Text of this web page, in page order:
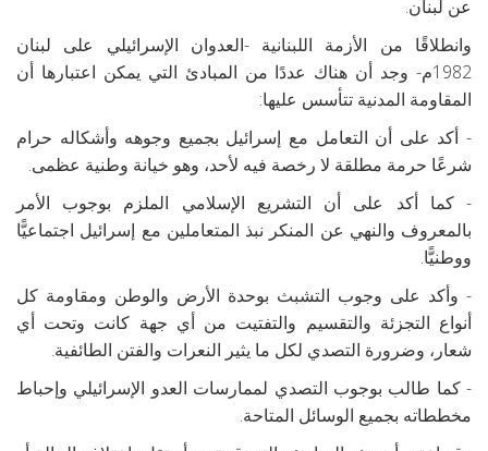
عن لبنان.
وانطلاقًا من الأزمة اللبنانية -العدوان الإسرائيلي على لبنان
1982م- وجد أن هناك عددًا من المبادئ التي يمكن اعتبارها أن
المقاومة المدنية تتأسس عليها:
- أكد على أن التعامل مع إسرائيل بجميع وجوهه وأشكاله حرام
شرعًا حرمة مطلقة لا رخصة فيه لأحد، وهو خيانة وطنية عظمى.
- كما أكد على أن التشريع الإسلامي الملزم بوجوب الأمر
بالمعروف والنهي عن المنكر نبذ المتعاملين مع إسرائيل اجتماعيًّا
ووطنيًّا.
- وأكد على وجوب التشبث بوحدة الأرض والوطن ومقاومة كل
أنواع التجزئة والتقسيم والتفتيت من أي جهة كانت وتحت أي
شعار، وضرورة التصدي لكل ما يثير النعرات والفتن الطائفية.
- كما طالب بوجوب التصدي لممارسات العدو الإسرائيلي وإحباط
مخططاته بجميع الوسائل المتاحة.